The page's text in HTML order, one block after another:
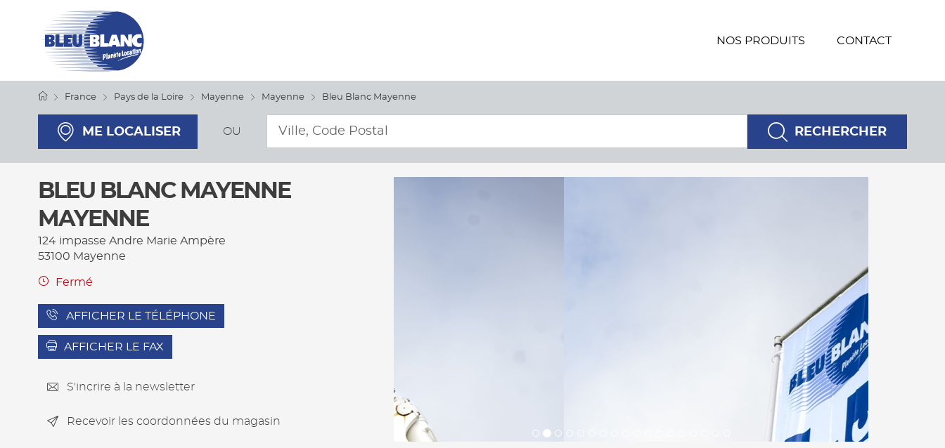
NOS PRODUITS CONTACT
France Pays de la Loire Mayenne Mayenne Bleu Blanc Mayenne
ME LOCALISER OU
Latitude
Longitude
RECHERCHER
BLEU BLANC MAYENNE
MAYENNE
124 impasse Andre Marie Ampère
53100 Mayenne
Fermé
AFFICHER LE TÉLÉPHONE
AFFICHER LE FAX
S'incrire à la newsletter
Recevoir les coordonnées du magasin